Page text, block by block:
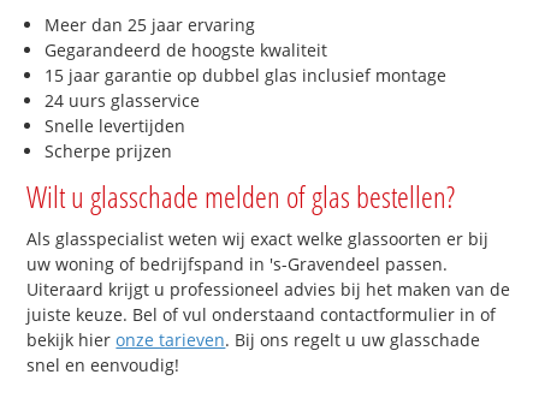
Meer dan 25 jaar ervaring
Gegarandeerd de hoogste kwaliteit
15 jaar garantie op dubbel glas inclusief montage
24 uurs glasservice
Snelle levertijden
Scherpe prijzen
Wilt u glasschade melden of glas bestellen?
Als glasspecialist weten wij exact welke glassoorten er bij
uw woning of bedrijfspand in 's-Gravendeel passen.
Uiteraard krijgt u professioneel advies bij het maken van de
juiste keuze. Bel of vul onderstaand contactformulier in of
bekijk hieronze tarieven. Bij ons regelt u uw glasschade
snel en eenvoudig!